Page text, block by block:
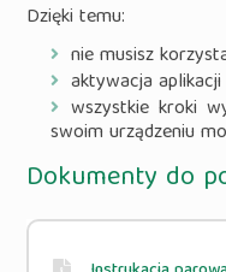
Dzięki temu:
nie musisz
aktywacja
wszystkie kroki
swoim urządzeniu
Dokumenty do